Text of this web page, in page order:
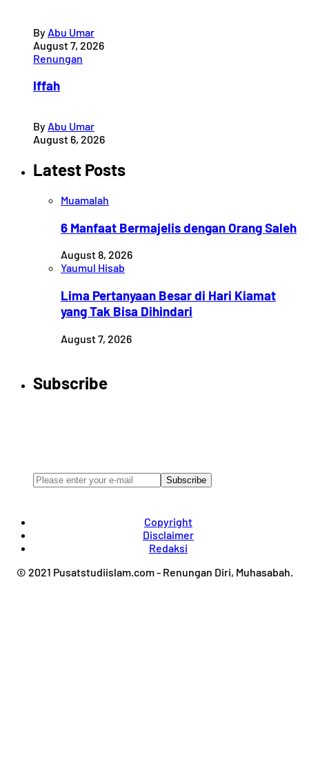
By Abu Umar
August 7, 2026
Renungan
Iffah
By Abu Umar
August 6, 2026
Latest Posts
Muamalah
6 Manfaat Bermajelis dengan Orang Saleh
August 8, 2026
Yaumul Hisab
Lima Pertanyaan Besar di Hari Kiamat
yang Tak Bisa Dihindari
August 7, 2026
Subscribe
Subscribe
Copyright
Disclaimer
Redaksi
© 2021 Pusatstudiislam.com - Renungan Diri, Muhasabah.